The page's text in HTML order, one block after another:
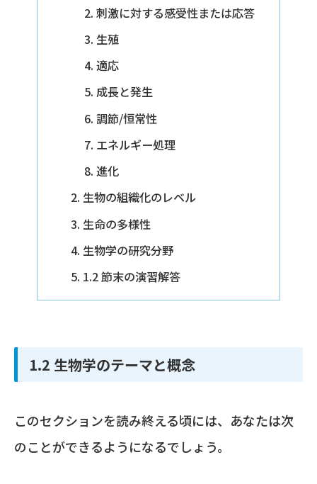
刺激に対する感受性または応答
生殖
適応
成長と発生
調節/恒常性
エネルギー処理
進化
生物の組織化のレベル
生命の多様性
生物学の研究分野
1.2 節末の演習解答
1.2 生物学のテーマと概念
このセクションを読み終える頃には、あなたは次
のことができるようになるでしょう。